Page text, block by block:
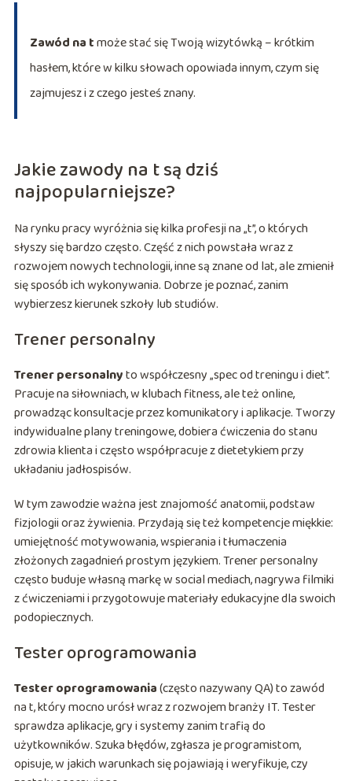
Zawód na tmoże stać się Twoją wizytówką – krótkim
hasłem, które w kilku słowach opowiada innym, czym się
zajmujesz i z czego jesteś znany.
Jakie zawody na t są dziś
najpopularniejsze?
Na rynku pracy wyróżnia się kilka profesji na „t”, o których
słyszy się bardzo często. Część z nich powstała wraz z
rozwojem nowych technologii, inne są znane od lat, ale zmienił
się sposób ich wykonywania. Dobrze je poznać, zanim
wybierzesz kierunek szkoły lub studiów.
Trener personalny
Trener personalnyto współczesny „spec od treningu i diet”.
Pracuje na siłowniach, w klubach fitness, ale też online,
prowadząc konsultacje przez komunikatory i aplikacje. Tworzy
indywidualne plany treningowe, dobiera ćwiczenia do stanu
zdrowia klienta i często współpracuje z dietetykiem przy
układaniu jadłospisów.
W tym zawodzie ważna jest znajomość anatomii, podstaw
fizjologii oraz żywienia. Przydają się też kompetencje miękkie:
umiejętność motywowania, wspierania i tłumaczenia
złożonych zagadnień prostym językiem. Trener personalny
często buduje własną markę w social mediach, nagrywa filmiki
z ćwiczeniami i przygotowuje materiały edukacyjne dla swoich
podopiecznych.
Tester oprogramowania
Tester oprogramowania(często nazywany QA) to zawód
na t, który mocno urósł wraz z rozwojem branży IT. Tester
sprawdza aplikacje, gry i systemy zanim trafią do
użytkowników. Szuka błędów, zgłasza je programistom,
opisuje, w jakich warunkach się pojawiają i weryfikuje, czy